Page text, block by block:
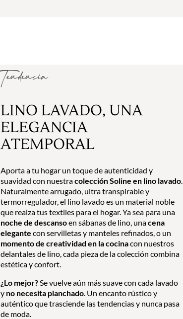
Tendencia
LINO LAVADO, UNA
ELEGANCIA
ATEMPORAL
Aporta a tu hogar un toque de autenticidad y
suavidad con nuestracolección Soline en lino lavado.
Naturalmente arrugado, ultra transpirable y
termorregulador, el lino lavado es un material noble
que realza tus textiles para el hogar. Ya sea para una
noche de descansoen sábanas de lino, unacena
elegante con servilletas y manteles refinados, o un
momento de creatividad en la cocinacon nuestros
delantales de lino, cada pieza de la colección combina
estética y confort.
¿Lo mejor?Se vuelve aún más suave con cada lavado
y no necesita planchado. Un encanto rústico y
auténtico que trasciende las tendencias y nunca pasa
de moda.